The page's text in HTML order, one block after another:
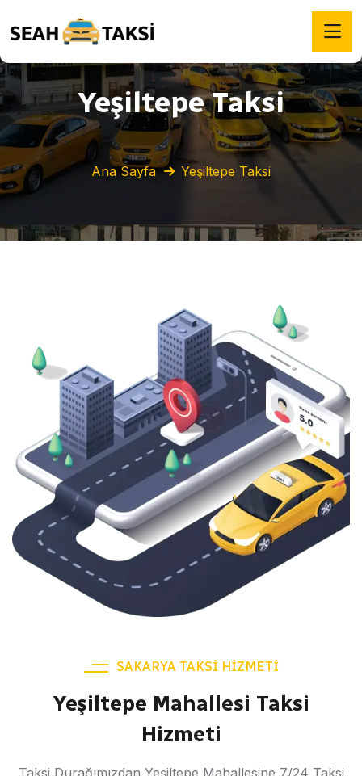
Yeşiltepe Taksi
Ana Sayfa Yeşiltepe Taksi
SAKARYA TAKSI HIZMETI
Yeşiltepe Mahallesi Taksi
Hizmeti